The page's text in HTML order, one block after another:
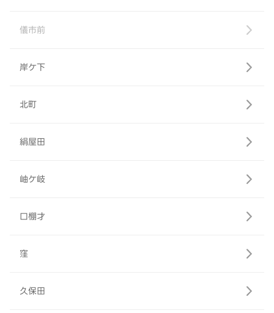
儀市前
岸ケ下
北町
絹屋田
岫ケ岐
口棚才
窪
久保田